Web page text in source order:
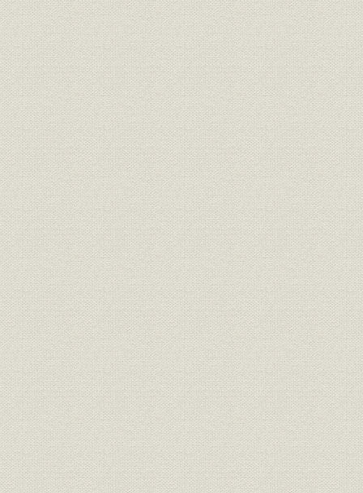
岡田屋の人材育成
伊勢湾台風
中長期計画とスーパーマーケットの取り組み
セルフサービス方式
県外第1号店―愛知県に岡崎店開店
3社提携時のオカダヤグループの概要
フタギの歴史
二木一一の生い立ちと仕事始め
夕刊配達と住み込み奉公
結婚と独立
応召そして復員
古着屋開業とアイデア商品
正しい商売と新店舗完成
商業界ゼミ参加と無代進呈売り出し
よしみ市